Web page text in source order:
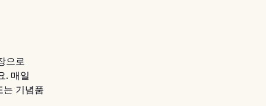
으로
. 매일
는 기념품